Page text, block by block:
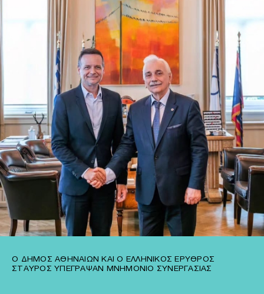
Ο ΔΉΜΟΣ ΑΘΗΝΑΊΩΝ ΚΑΙ Ο ΕΛΛΗΝΙΚΌΣ ΕΡΥΘΡΌΣ
ΣΤΑΥΡΌΣ ΥΠΈΓΡΑΨΑΝ ΜΝΗΜΌΝΙΟ ΣΥΝΕΡΓΑΣΊΑΣ